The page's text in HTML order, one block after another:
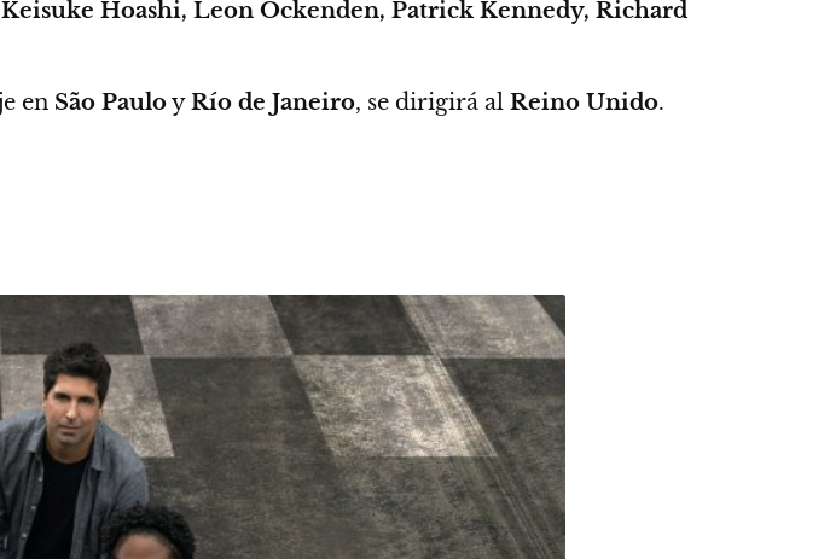
Hoashi, Leon Ockenden, Patrick Kennedy, Richard
en São PauloyRío de Janeiro, se dirigirá al Reino Unido.